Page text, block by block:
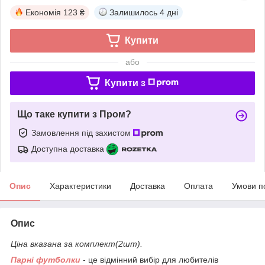
Економія 123 ₴ Залишилось 4 дні
Купити
або
Купити з
Що таке купити з Пром?
Замовлення під захистом
Доступна доставка
Опис Характеристики Доставка Оплата Умови
Опис
Ціна вказана за комплект(2шт).
Парні футболки - це відмінний вибір для любителів